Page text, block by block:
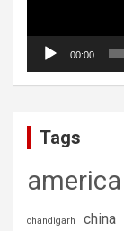
00:00
Tags
america
chandigarh china